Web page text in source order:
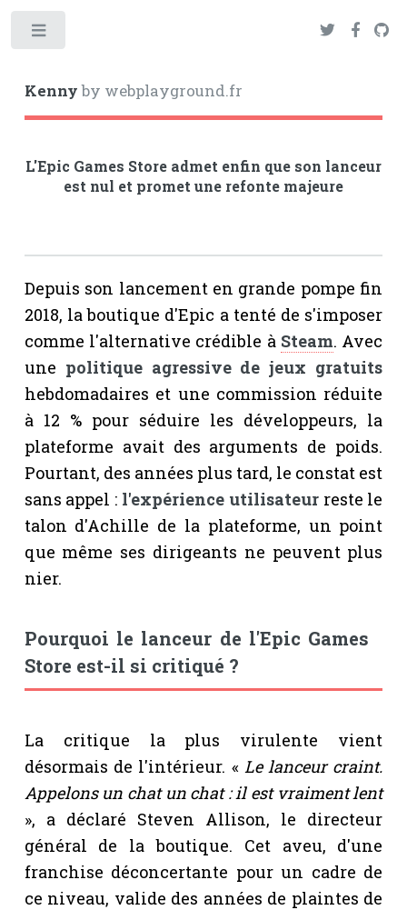
Kennyby webplayground.fr
L'Epic Games Store admet enfin que son lanceur
est nul et promet une refonte majeure
Depuis son lancement en grande pompe fin
2018, la boutique d'Epic a tenté de s'imposer
comme l'alternative crédible à Steam. Avec
une politique agressive de jeux gratuits
hebdomadaires et une commission réduite
à 12 % pour séduire les développeurs, la
plateforme avait des arguments de poids.
Pourtant, des années plus tard, le constat est
sans appel : l'expérience utilisateurreste le
talon d'Achille de la plateforme, un point
que même ses dirigeants ne peuvent plus
nier.
Pourquoi le lanceur de l'Epic Games
Store est-il si critiqué ?
La critique la plus virulente vient
désormais de l'intérieur. « Le lanceur craint.
Appelons un chat un chat : il est vraiment lent
», a déclaré Steven Allison, le directeur
général de la boutique. Cet aveu, d'une
franchise déconcertante pour un cadre de
ce niveau, valide des années de plaintes de